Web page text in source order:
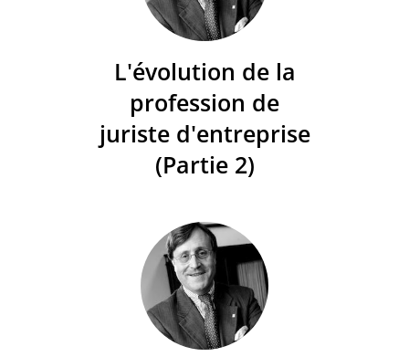
L'évolution de la
profession de
juriste d'entreprise
(Partie 2)